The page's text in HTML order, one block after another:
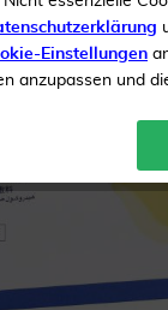
Einstellungen
anzupassen und